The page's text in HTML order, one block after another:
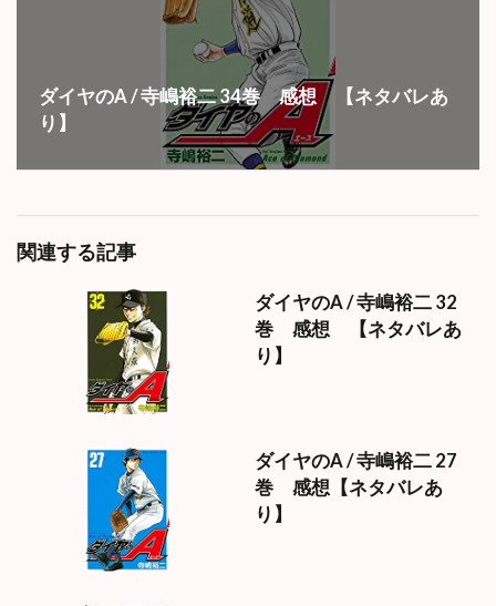
ダイヤのA / 寺嶋裕二 34巻 感想 【ネタバレあ
り】
関連する記事
ダイヤのA / 寺嶋裕二 32
巻 感想 【ネタバレあ
り】
ダイヤのA / 寺嶋裕二 27
巻 感想【ネタバレあ
り】